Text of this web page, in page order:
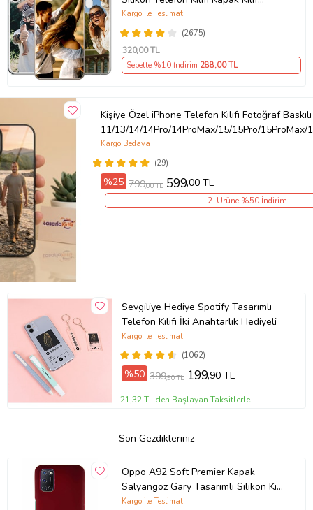
(Telefon Modelleri Açıklamada)
(2675)
Kargo ile Teslimat
320,00 TL
Sepette %10 İndirim 288,00 TL
Kişiye Özel iPhone Telefon Kılıfı Fotoğraf Baskılı
11/13/14/14Pro/14ProMax/15/15Pro/
(29)
Kargo Bedava
%25 799,00 TL 599,00 TL
2. Ürüne %50 İndirim
Sevgiliye Hediye Spotify Tasarımlı
Telefon Kılıfı İki Anahtarlık Hediyeli
(1062)
Kargo ile Teslimat
%50 399,90 TL 199,90 TL
21,32 TL'den Başlayan Taksitlerle
Son Gezdikleriniz
Oppo A92 Soft Premier Kapak
Salyangoz Gary Tasarımlı Silikon Kılıf
- Mürdüm (Şeffaf)
Kargo ile Teslimat